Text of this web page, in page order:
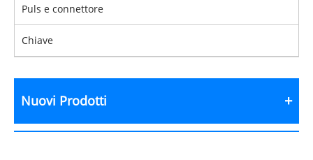
Puls e connettore
Chiave
Nuovi Prodotti